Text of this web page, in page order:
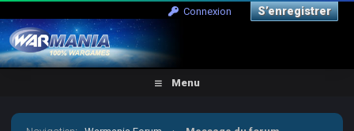
Connexion S’enregistrer
Menu